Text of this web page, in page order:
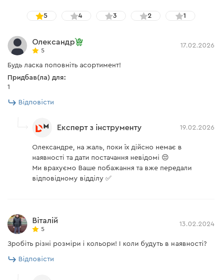
5 4 3 2 1
Олександр
5
17.02.2026
Будь ласка поповніть асортимент!
Придбав(ла) для:
1
Відповісти
Експерт з інструменту 19.02.2026
Олександре, на жаль, поки їх дійсно немає в
наявності та дати постачання невідомі 😔
Ми врахуємо Ваше побажання та вже передали
відповідному відділу ✅
Віталій
5
13.02.2024
Зробіть різні розміри і кольори! І коли будуть в наявності?
Відповісти